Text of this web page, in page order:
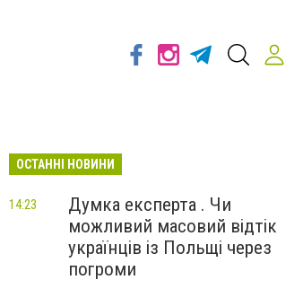
ОСТАННІ НОВИНИ
Думка експерта . Чи
можливий масовий відтік
українців із Польщі через
погроми
14:23